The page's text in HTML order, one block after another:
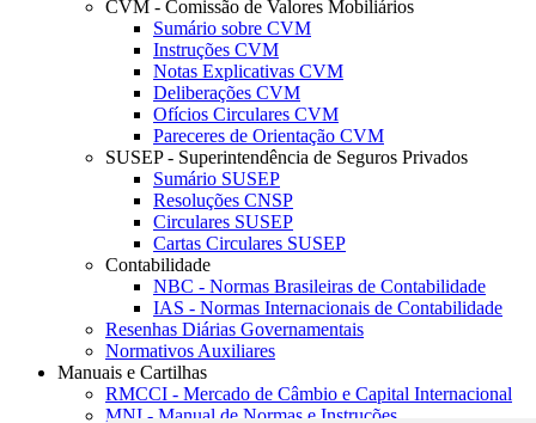
CVM - Comissão de Valores Mobiliários
Sumário sobre CVM
Instruções CVM
Notas Explicativas CVM
Deliberações CVM
Ofícios Circulares CVM
Pareceres de Orientação CVM
SUSEP - Superintendência de Seguros Privados
Sumário SUSEP
Resoluções CNSP
Circulares SUSEP
Cartas Circulares SUSEP
Contabilidade
NBC - Normas Brasileiras de Contabilidade
IAS - Normas Internacionais de Contabilidade
Resenhas Diárias Governamentais
Normativos Auxiliares
Manuais e Cartilhas
RMCCI - Mercado de Câmbio e Capital Internacional
MNI - Manual de Normas e Instruções